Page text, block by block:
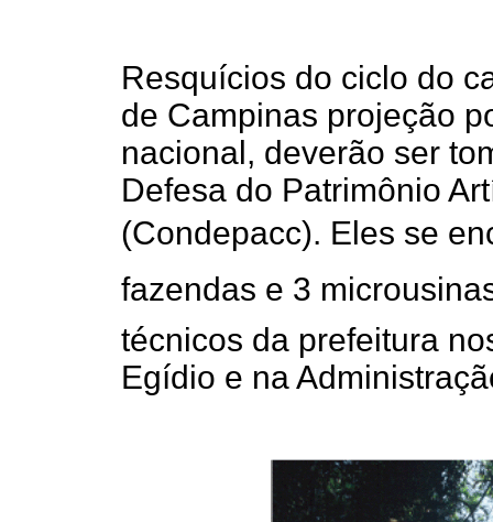
Resquícios do ciclo do
de Campinas projeção
nacional, deverão ser
Defesa do Patrimônio
(Condepacc). Eles se
fazendas e 3
técnicos da prefeitura
Egídio e na